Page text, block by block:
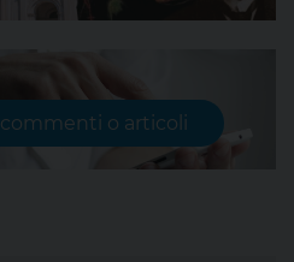
o articoli